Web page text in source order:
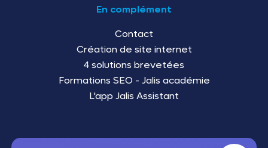
En complément
Contact
Création de site internet
4 solutions brevetées
Formations SEO - Jalis académie
L'app Jalis Assistant